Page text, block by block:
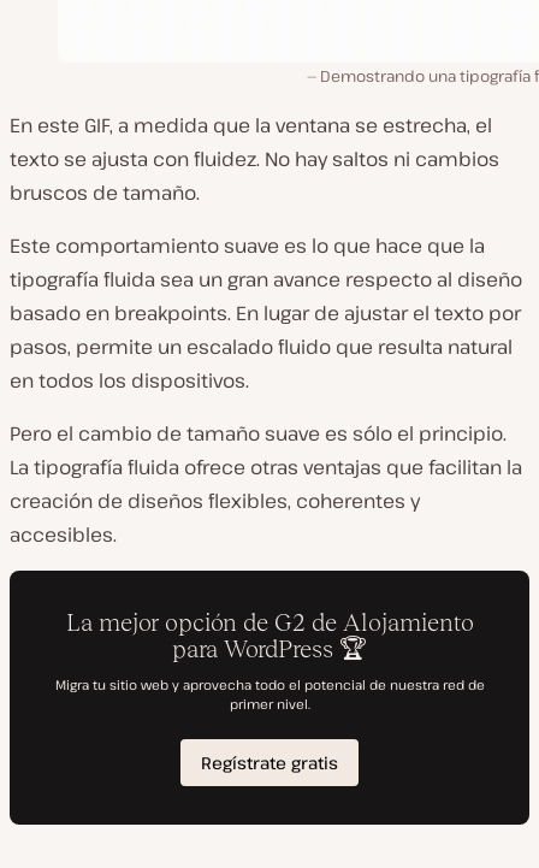
Demostrando una tipografía
En este GIF, a medida que la ventana se estrecha, el
texto se ajusta con fluidez. No hay saltos ni cambios
bruscos de tamaño.
Este comportamiento suave es lo que hace que la
tipografía fluida sea un gran avance respecto al diseño
basado en breakpoints. En lugar de ajustar el texto por
pasos, permite un escalado fluido que resulta natural
en todos los dispositivos.
Pero el cambio de tamaño suave es sólo el principio.
La tipografía fluida ofrece otras ventajas que facilitan la
creación de diseños flexibles, coherentes y
accesibles.